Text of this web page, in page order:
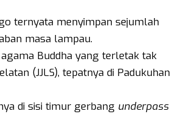
ternyata menyimpan sejumlah
masa lampau.
Buddha yang terletak tak
(JJLS), tepatnya di Padukuhan
di sisi timur gerbang underpass